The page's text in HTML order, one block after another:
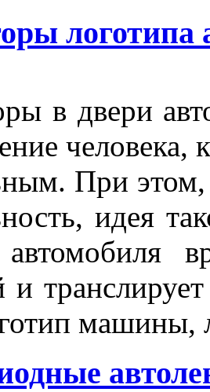
логотипа
в двери
человека,
При этом,
идея
и
машины,